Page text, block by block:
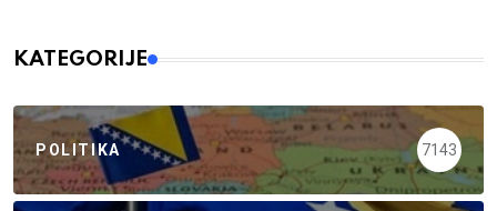
KATEGORIJE
POLITIKA 7143